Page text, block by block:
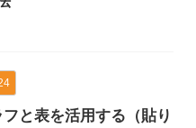
と表を活用する（貼り